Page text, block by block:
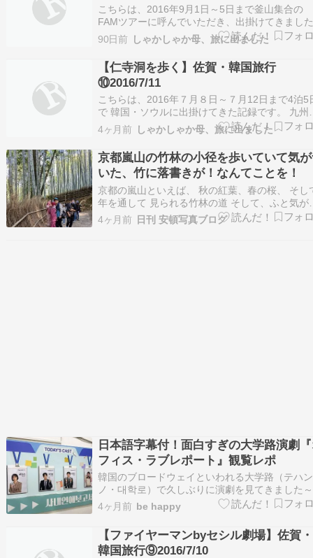
こちらは、2016年9月1日～5日まで釜山集合の
FAMツアーに呼んでいただき、出掛けてきまし
今となっては、とても懐かしい旅記録ですが、
かの参考になれば嬉しいです❤… … … … … 「
蓉台」 にはバスで行くと聞いていましたが、コ
アトラベルの社長さんの鶴の一声で、渡…
90日前 しゃかしゃか母、旅に出ました
【仁寺洞を歩く】佐賀・韓国旅行
⑩2016/7/11
こちらは、2016年７月８日～７月12日まで4泊5
で 韓国・ソウルに出掛けてきた記録です。 九州
佐賀国際空港さまよりお声がけいただき、 佐賀
際空港を利用しての韓国旅でした。今となって
とても懐かしい旅記録ですが、何らかの参考に
ば嬉しいです❤… … … … … 「高速…
4ヶ月前 しゃかしゃか母、旅に出ました
京都嵐山の竹林の小径を歩いていて気
いた、竹に落書きが！なんてことを！
京都の嵐山といえば、 秋の紅葉、春の桜、 そし
年を通して 見られる竹林の道 そして、ふと気が
いたのは、道の両端の竹の手前に、ずっと長い
両端に藁のようなもので、根元から手が届く位
4ヶ月前 日刊 安頓写真ブログ
日本語字幕付！面白すぎの大学路演劇
フィス・ラブレポート』観覧レポ
韓国のブロードウェイといわれる大学路（テハン
ノ・대학로）で久しぶりに演劇を見てきました～
招待いただいた演劇は 『オフィス・ラブレポー
ト・사내연애보고서』 InstagramCreate an
account or log in to Instagram - Share wha…
4ヶ月前 be happy
【ファイヤーマンbyセシル劇場】佐賀・
韓国旅行⑨2016/7/10